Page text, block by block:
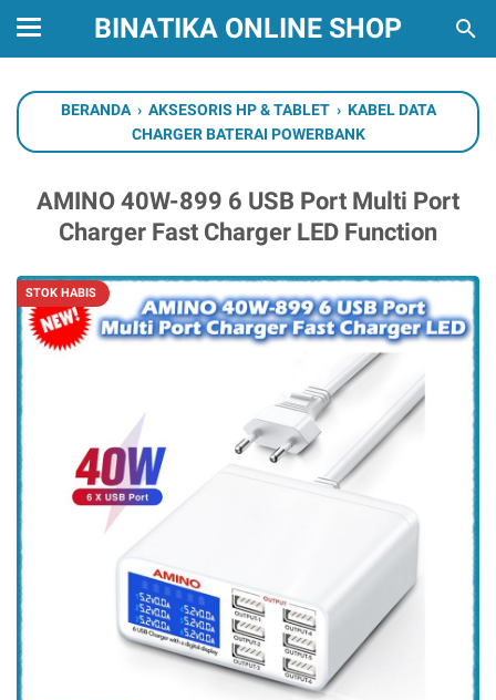
BINATIKA ONLINE SHOP
BERANDA › AKSESORIS HP & TABLET › KABEL DATA
CHARGER BATERAI POWERBANK
AMINO 40W-899 6 USB Port Multi Port
Charger Fast Charger LED Function
STOK HABIS